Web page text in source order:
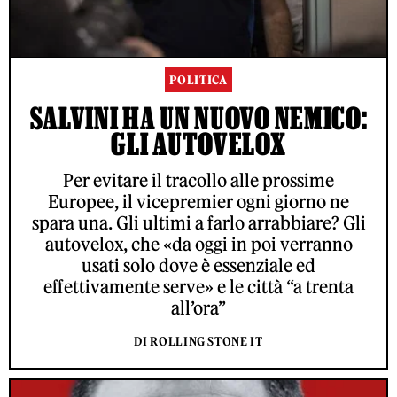
POLITICA
SALVINI HA UN NUOVO NEMICO:
GLI AUTOVELOX
Per evitare il tracollo alle prossime
Europee, il vicepremier ogni giorno ne
spara una. Gli ultimi a farlo arrabbiare? Gli
autovelox, che «da oggi in poi verranno
usati solo dove è essenziale ed
effettivamente serve» e le città “a trenta
all’ora”
DI ROLLING STONE IT